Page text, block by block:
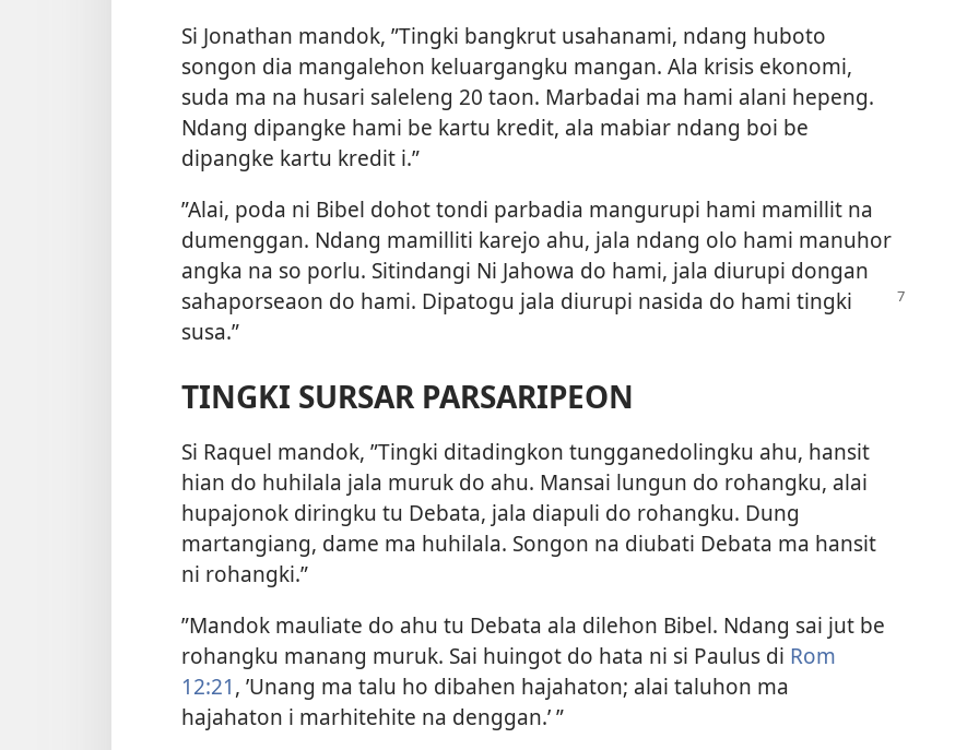
Si Jonathan mandok, ”Tingki bangkrut usahanami, ndang huboto
songon dia mangalehon keluargangku mangan. Ala krisis ekonomi,
suda ma na husari saleleng 20 taon. Marbadai ma hami alani hepeng.
Ndang dipangke hami be kartu kredit, ala mabiar ndang boi be
dipangke kartu kredit i.”
”Alai, poda ni Bibel dohot tondi parbadia mangurupi hami mamillit na
dumenggan. Ndang mamilliti karejo ahu, jala ndang olo hami manuhor
angka na so porlu. Sitindangi Ni Jahowa do hami, jala diurupi dongan
sahaporseaon do hami. Dipatogu jala diurupi nasida do hami tingki
susa.”
TINGKI SURSAR PARSARIPEON
Si Raquel mandok, ”Tingki ditadingkon tungganedolingku ahu, hansit
hian do huhilala jala muruk do ahu. Mansai lungun do rohangku, alai
hupajonok diringku tu Debata, jala diapuli do rohangku. Dung
martangiang, dame ma huhilala. Songon na diubati Debata ma hansit
ni rohangki.”
”Mandok mauliate do ahu tu Debata ala dilehon Bibel. Ndang sai jut be
rohangku manang muruk. Sai huingot do hata ni si Paulus di Rom
12:21, ’Unang ma talu ho dibahen hajahaton; alai taluhon ma
hajahaton i marhitehite na denggan.’ ”